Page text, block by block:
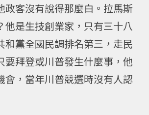
政客沒有說得那麼白。拉馬斯
他是生技創業家，只有三十八
和黨全國民調排名第三，走民
要拜登或川普發生什麼事，他
會，當年川普競選時沒有人認